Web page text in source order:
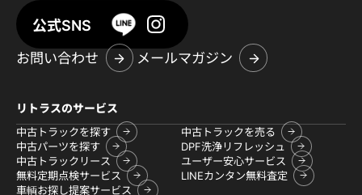
公式SNS
お問い合わせ
メールマガジン
リトラスのサービス
中古トラックを探す
中古トラックを売る
中古パーツを探す
DPF洗浄リフレッシュ
中古トラックリース
ユーザー安心サービス
無料定期点検サービス
LINEカンタン無料査定
車輌お探し提案サービス